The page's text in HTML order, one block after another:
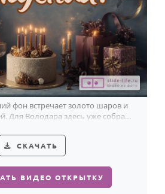
фон встречает золото шаров и
Для Володара здесь уже собран
СКАЧАТЬ
ВИДЕО ОТКРЫТКУ